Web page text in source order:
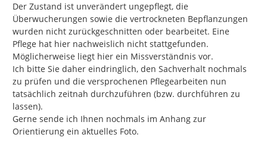
Der Zustand ist unverändert ungepflegt, die
Überwucherungen sowie die vertrockneten Bepflanzungen
wurden nicht zurückgeschnitten oder bearbeitet. Eine
Pflege hat hier nachweislich nicht stattgefunden.
Möglicherweise liegt hier ein Missverständnis vor.
Ich bitte Sie daher eindringlich, den Sachverhalt nochmals
zu prüfen und die versprochenen Pflegearbeiten nun
tatsächlich zeitnah durchzuführen (bzw. durchführen zu
lassen).
Gerne sende ich Ihnen nochmals im Anhang zur
Orientierung ein aktuelles Foto.